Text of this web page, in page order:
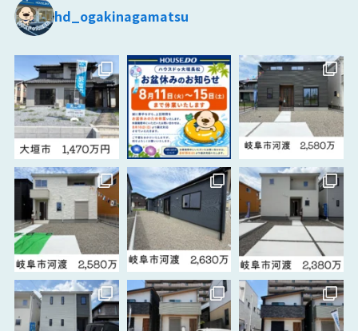
hd_ogakinagamatsu